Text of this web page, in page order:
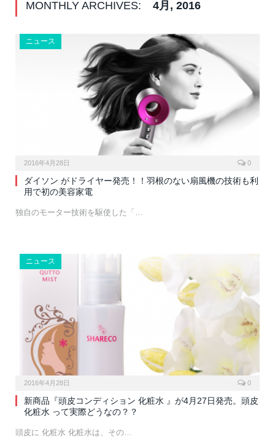
MONTHLY ARCHIVES: 4月, 2016
ニュース
2016年4月28日 0
ダイソン がドライヤー発売！！羽根のない扇風機の技術も利
用で初の美容家電
独自のモーター技術を駆使した「…
ニュース
2016年4月28日 0
新商品『頭皮コンディション 化粧水 』が4月27日発売。頭皮
化粧水 って実際どうなの？？
頭皮に 化粧水 化粧水は、その…